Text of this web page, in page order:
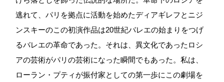
逃れて、パリを拠点に活動を始めたディアギレフとニジ
ンスキーのこの初演作品は20世紀バレエの始まりをつげ
るバレエの革命であった。それは、異文化であったロシ
アの芸術がパリの芸術になった瞬間でもあった。私は、
ローラン・プティが振付家としての第一歩にこの劇場を